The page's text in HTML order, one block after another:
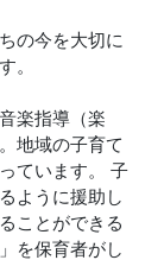
の今を大切に
。
楽指導（楽
地域の子育て
ています。 子
ように援助し
ことができる
を保育者がし